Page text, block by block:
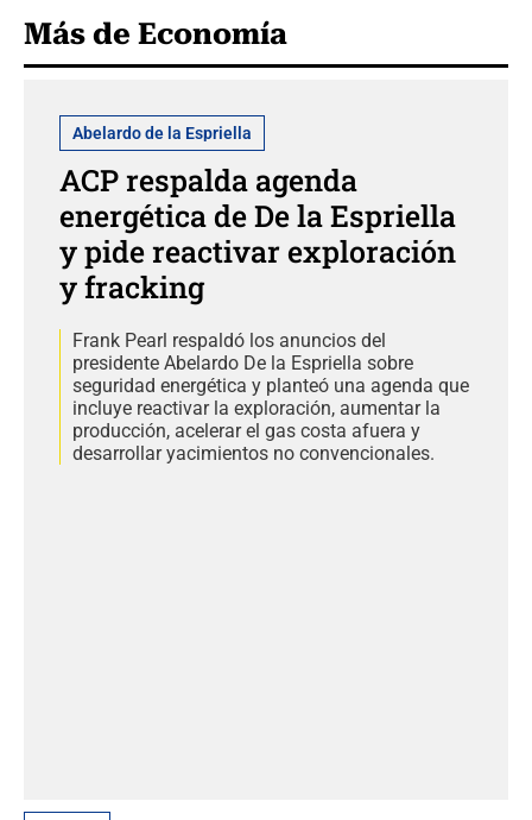
Más de Economía
Abelardo de la Espriella
ACP respalda agenda
energética de De la Espriella
y pide reactivar exploración
y fracking
Frank Pearl respaldó los anuncios del
presidente Abelardo De la Espriella sobre
seguridad energética y planteó una agenda que
incluye reactivar la exploración, aumentar la
producción, acelerar el gas costa afuera y
desarrollar yacimientos no convencionales.